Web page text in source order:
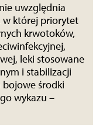
uwzględnia
w której priorytet
krwotoków,
leki stosowane
i stabilizacji
środki
wykazu –